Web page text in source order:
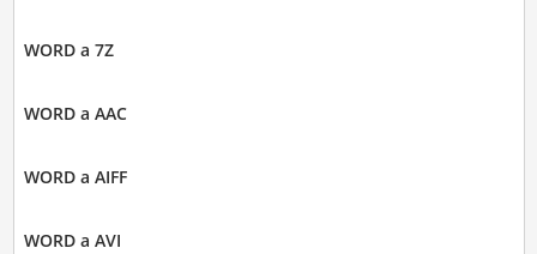
WORD a 7Z
WORD a AAC
WORD a AIFF
WORD a AVI